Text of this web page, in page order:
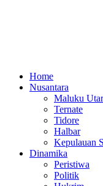
Home
Nusantara
Maluku
Ternate
Tidore
Halbar
Kepulauan
Dinamika
Peristiwa
Politik